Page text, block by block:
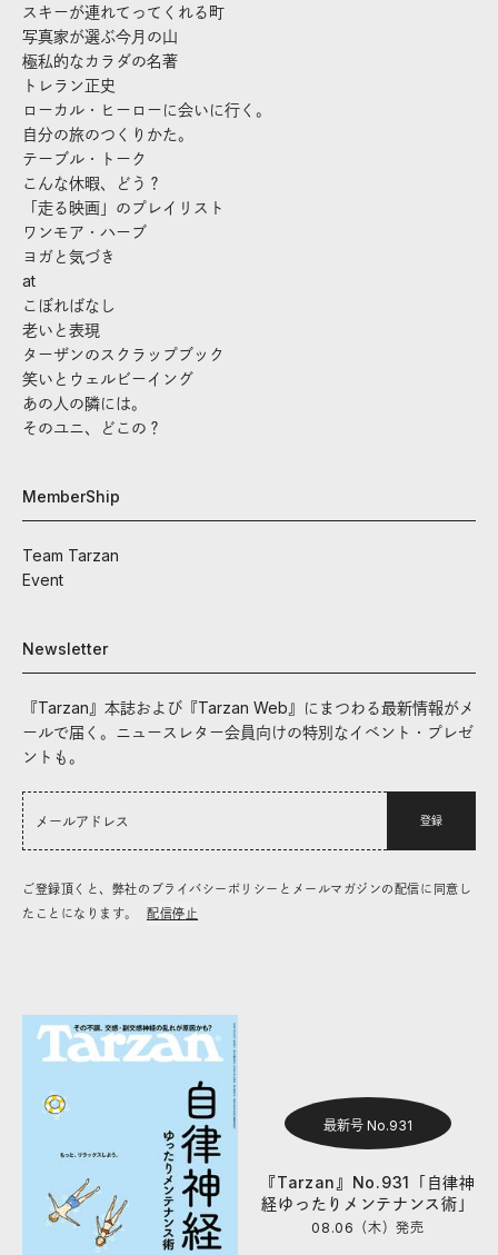
スキーが連れてってくれる町
写真家が選ぶ今月の山
極私的なカラダの名著
トレラン正史
ローカル・ヒーローに会いに行く。
自分の旅のつくりかた。
テーブル・トーク
こんな休暇、どう？
「走る映画」のプレイリスト
ワンモア・ハーブ
ヨガと気づき
at
こぼればなし
老いと表現
ターザンのスクラップブック
笑いとウェルビーイング
あの人の隣には。
そのユニ、どこの？
MemberShip
Team Tarzan
Event
Newsletter
『Tarzan』本誌および『Tarzan Web』にまつわる最新情報がメ
ールで届く。ニュースレター会員向けの特別なイベント・プレゼ
ントも。
登録
ご登録頂くと、弊社のプライバシーポリシーとメールマガジンの配信に同意し
たことになります。
配信停止
最新号 No.931
『Tarzan』No.931「自律神
経ゆったりメンテナンス術」
08.06（木）発売